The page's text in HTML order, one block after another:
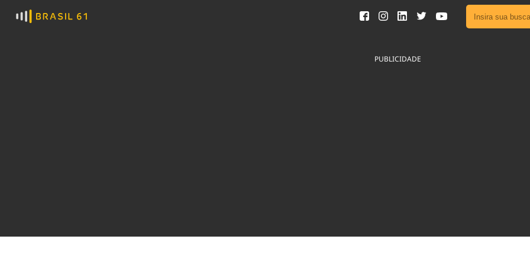
Ver
PUBLICIDADE